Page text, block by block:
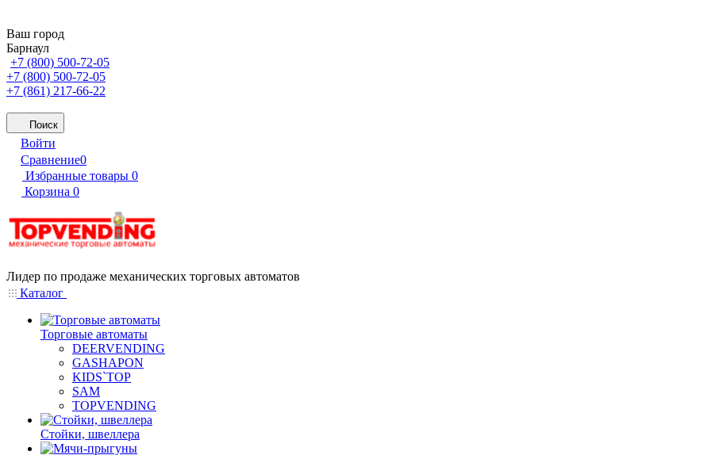
Ваш город
Барнаул
+7 (800) 500-72-05
+7 (800) 500-72-05
+7 (861) 217-66-22
Поиск
Войти
Сравнение0
Избранные товары 0
Корзина 0
Лидер по продаже механических торговых автоматов
Каталог
Торговые автоматы
DEERVENDING
GASHAPON
KIDS`TOP
SAM
TOPVENDING
Стойки, швеллера